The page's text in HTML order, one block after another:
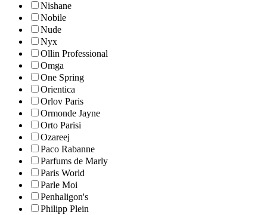
Nishane
Nobile
Nude
Nyx
Ollin Professional
Omga
One Spring
Orientica
Orlov Paris
Ormonde Jayne
Orto Parisi
Ozareej
Paco Rabanne
Parfums de Marly
Paris World
Parle Moi
Penhaligon's
Philipp Plein